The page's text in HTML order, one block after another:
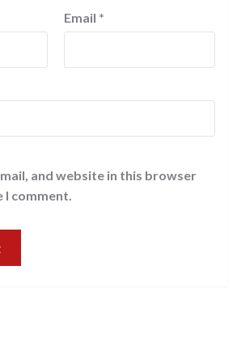
Email *
and website in this browser
comment.